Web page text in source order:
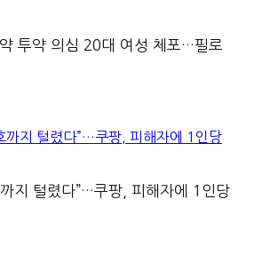
투약 의심 20대 여성 체포…필로
지 털렸다”…쿠팡, 피해자에 1인당